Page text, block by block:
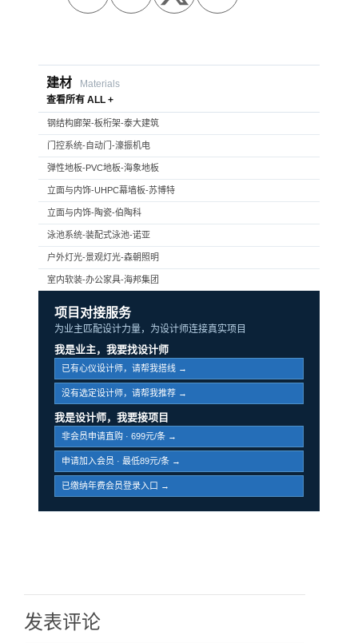
建材
Materials
查看所有 ALL +
钢结构廊架-板桁架-泰大建筑
门控系统-自动门-濠振机电
弹性地板-PVC地板-海象地板
立面与内饰-UHPC幕墙板-苏博特
立面与内饰-陶瓷-伯陶科
泳池系统-装配式泳池-诺亚
户外灯光-景观灯光-森朝照明
室内软装-办公家具-海邦集团
项目对接服务
为业主匹配设计力量，为设计师连接真实项目
我是业主，我要找设计师
已有心仪设计师，请帮我搭线 →
没有选定设计师，请帮我推荐 →
我是设计师，我要接项目
非会员申请直购 · 699元/条 →
申请加入会员 · 最低89元/条 →
已缴纳年费会员登录入口 →
发表评论